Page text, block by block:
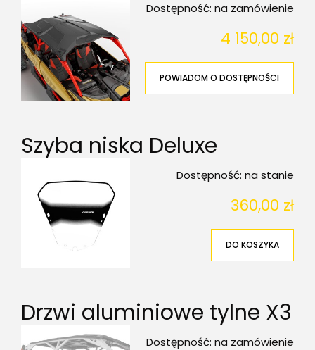
Dostępność: na zamówienie
4 150,00 zł
POWIADOM O DOSTĘPNOŚCI
Szyba niska Deluxe
Dostępność: na stanie
360,00 zł
DO KOSZYKA
Drzwi aluminiowe tylne X3
Dostępność: na zamówienie